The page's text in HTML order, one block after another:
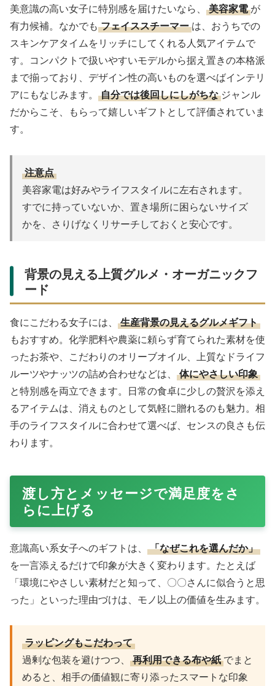
美意識の高い女子に特別感を届けたいなら、 美容家電 が
有力候補。なかでも フェイススチーマー は、おうちでの
スキンケアタイムをリッチにしてくれる人気アイテムで
す。コンパクトで扱いやすいモデルから据え置きの本格派
まで揃っており、デザイン性の高いものを選べばインテリ
アにもなじみます。
自分では後回しにしがちな ジャンル
だからこそ、もらって嬉しいギフトとして評価されていま
す。
注意点
美容家電は好みやライフスタイルに左右されます。
すでに持っていないか、置き場所に困らないサイズ
かを、さりげなくリサーチしておくと安心です。
背景の見える上質グルメ・オーガニックフ
ード
食にこだわる女子には、
生産背景の見えるグルメギフト
もおすすめ。化学肥料や農薬に頼らず育てられた素材を使
ったお茶や、こだわりのオリーブオイル、上質なドライフ
ルーツやナッツの詰め合わせなどは、
体にやさしい印象
と特別感を両立できます。日常の食卓に少しの贅沢を添え
るアイテムは、消えものとして気軽に贈れるのも魅力。相
手のライフスタイルに合わせて選べば、センスの良さも伝
わります。
渡し方とメッセージで満足度をさ
らに上げる
意識高い系女子へのギフトは、
「なぜこれを選んだか」
を一言添えるだけで印象が大きく変わります。たとえば
「環境にやさしい素材だと知って、〇〇さんに似合うと思
った」といった理由づけは、モノ以上の価値を生みます。
ラッピングもこだわって
過剰な包装を避けつつ、
再利用できる布や紙 でまと
めると、相手の価値観に寄り添ったスマートな印象